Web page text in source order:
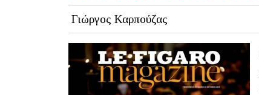
Γιώργος Καρπούζας